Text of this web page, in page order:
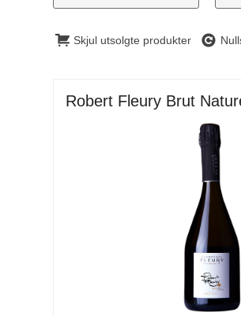
Skjul utsolgte produkter
Robert Fleury Brut